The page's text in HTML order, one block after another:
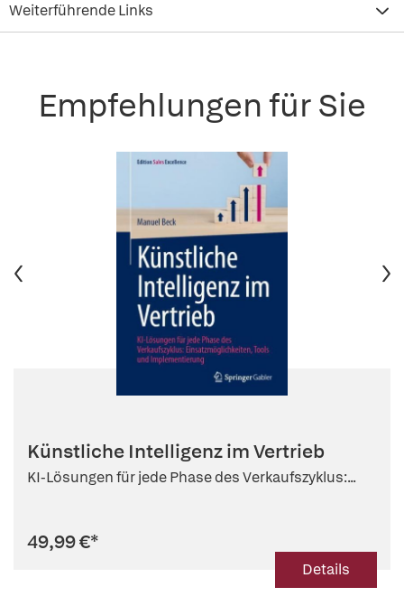
Weiterführende Links
Empfehlungen für Sie
Künstliche Intelligenz im Vertrieb
KI-Lösungen für jede Phase des Verkaufszyklus:...
49,99 €*
Details